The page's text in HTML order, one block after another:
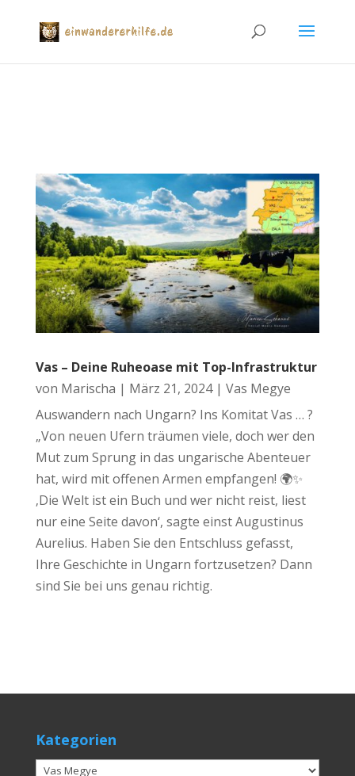
Vas – Deine Ruheoase mit Top-Infrastruktur
von Marischa | März 21, 2024| Vas Megye
Auswandern nach Ungarn? Ins Komitat Vas … ?
„Von neuen Ufern träumen viele, doch wer den
Mut zum Sprung in das ungarische Abenteuer
hat, wird mit offenen Armen empfangen! 🌍✨
‚Die Welt ist ein Buch und wer nicht reist, liest
nur eine Seite davon‘, sagte einst Augustinus
Aurelius. Haben Sie den Entschluss gefasst,
Ihre Geschichte in Ungarn fortzusetzen? Dann
sind Sie bei uns genau richtig.
Kategorien
Kategorien